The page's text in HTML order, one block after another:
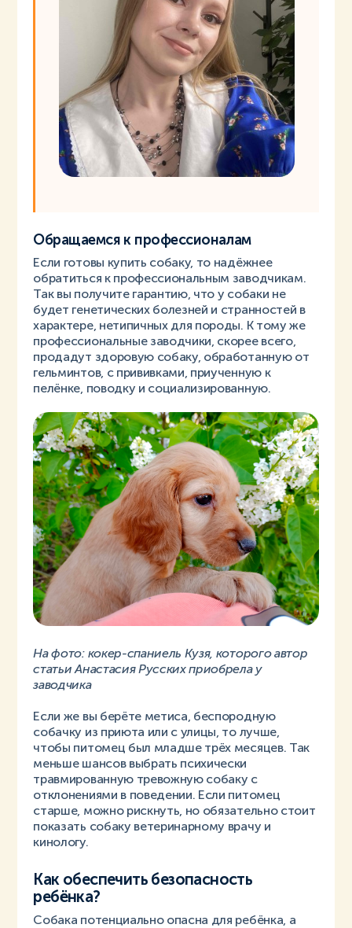
Обращаемся к профессионалам
Если готовы купить собаку, то надёжнее
обратиться к профессиональным заводчикам.
Так вы получите гарантию, что у собаки не
будет генетических болезней и странностей в
характере, нетипичных для породы. К тому же
профессиональные заводчики, скорее всего,
продадут здоровую собаку, обработанную от
гельминтов, с прививками, приученную к
пелёнке, поводку и социализированную.
На фото: кокер-спаниель Кузя, которого автор
статьи Анастасия Русских приобрела у
заводчика
Если же вы берёте метиса, беспородную
собачку из приюта или с улицы, то лучше,
чтобы питомец был младше трёх месяцев. Так
меньше шансов выбрать психически
травмированную тревожную собаку с
отклонениями в поведении. Если питомец
старше, можно рискнуть, но обязательно стоит
показать собаку ветеринарному врачу и
кинологу.
Как обеспечить безопасность
ребёнка?
Собака потенциально опасна для ребёнка, а